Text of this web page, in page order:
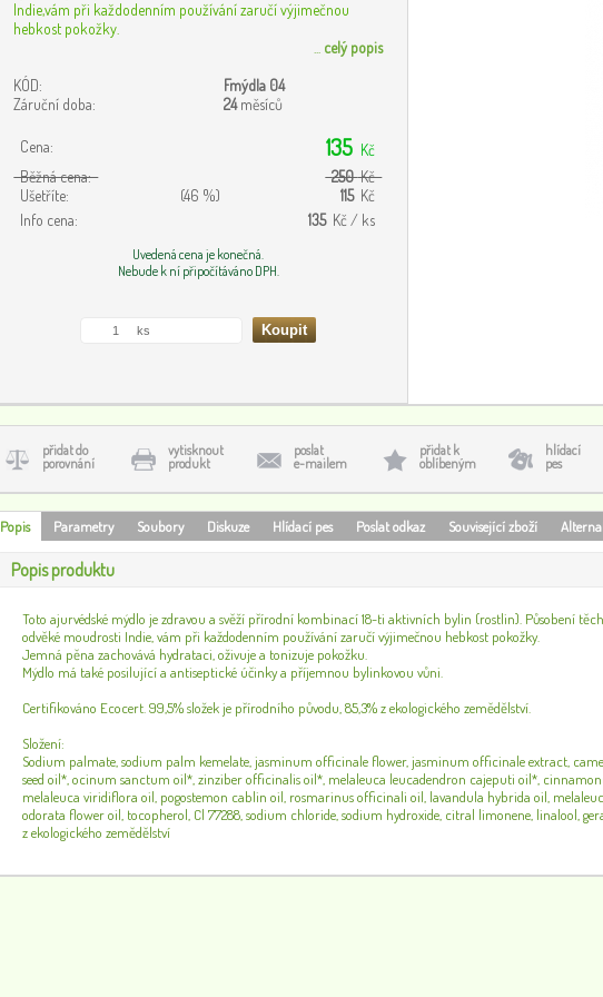
Indie,vám při každodenním používání zaručí výjimečnou
hebkost pokožky.
celý popis
KÓD:
Fmýdla 04
Záruční doba:
24měsíců
Cena: 135 Kč
Běžná cena:
250Kč
Ušetříte:
(46 %) 115 Kč
Info cena:
135 Kč / ks
Uvedená cena je konečná.
Nebude k ní připočítáváno DPH.
přidat do
porovnání
vytisknout
produkt
poslat
e-mailem
přidat k
oblíbeným
hlídací
pes
Popis Parametry Soubory Diskuze Hlídací pes Poslat odkaz Související zboží
Popis produktu
Toto ajurvédské mýdlo je zdravou a svěží přírodní kombinací 18-ti aktivních bylin (rostlin). Působení
odvěké moudrosti Indie, vám při každodenním používání zaručí výjimečnou hebkost pokožky.
Jemná pěna zachovává hydrataci, oživuje a tonizuje pokožku.
Mýdlo má také posilující a antiseptické účinky a příjemnou bylinkovou vůni.
Certifikováno Ecocert. 99,5% složek je přírodního původu, 85,3% z ekologického zemědělství.
Složení:
Sodium palmate, sodium palm kemelate, jasminum officinale flower, jasminum officinale extract,
seed oil*, ocinum sanctum oil*, zinziber officinalis oil*, melaleuca leucadendron cajeputi oil*,
melaleuca viridiflora oil, pogostemon cablin oil, rosmarinus officinali oil, lavandula hybrida oil,
odorata flower oil, tocopherol, Cl 77288, sodium chloride, sodium hydroxide, citral limonene, linalool,
z ekologického zemědělství